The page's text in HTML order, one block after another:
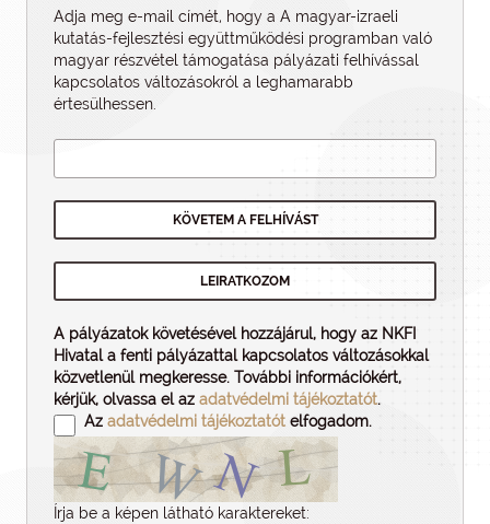
Adja meg e-mail címét, hogy a A magyar-izraeli
kutatás-fejlesztési együttműködési programban való
magyar részvétel támogatása pályázati felhí­vással
kapcsolatos változásokról a leghamarabb
értesülhessen.
A pályázatok követésével hozzájárul, hogy az NKFI
Hivatal a fenti pályázattal kapcsolatos változásokkal
közvetlenül megkeresse. További információkért,
kérjük, olvassa el az adatvédelmi tájékoztatót.
Az adatvédelmi tájékoztatót elfogadom.
Írja be a képen látható karaktereket: